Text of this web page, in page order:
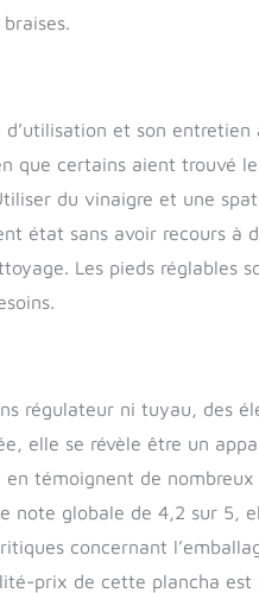
et son entretien
que certains aient trouvé
du vinaigre et une
état sans avoir recours à
Les pieds réglables
régulateur ni tuyau, des
elle se révèle être un
témoignent de
note globale de 4,2 sur 5,
concernant
prix de cette plancha